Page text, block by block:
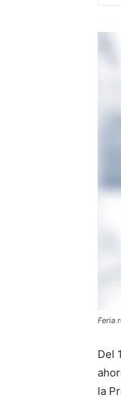
Feria
Del
la